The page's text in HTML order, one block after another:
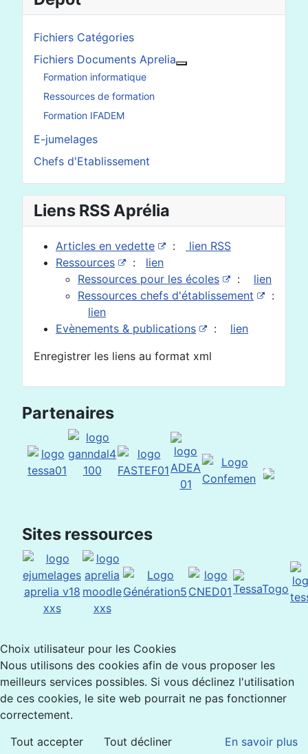
Fichiers Catégories
Fichiers Documents Aprelia
Formation informatique
Ressources de formation
Formation IFADEM
E-jumelages
Chefs d'Etablissement
Liens RSS Aprélia
Articles en vedette :
lien RSS
Ressources
: lien
Ressources pour les écoles
: lien
Ressources chefs d'établissement
:
lien
Evènements & publications
: lien
Enregistrer les liens au format xml
Partenaires
Sites ressources
Choix utilisateur pour les Cookies
Nous utilisons des cookies afin de vous proposer les
meilleurs services possibles. Si vous déclinez l'utilisation
de ces cookies, le site web pourrait ne pas fonctionner
correctement.
Tout accepter
Tout décliner
En savoir plus